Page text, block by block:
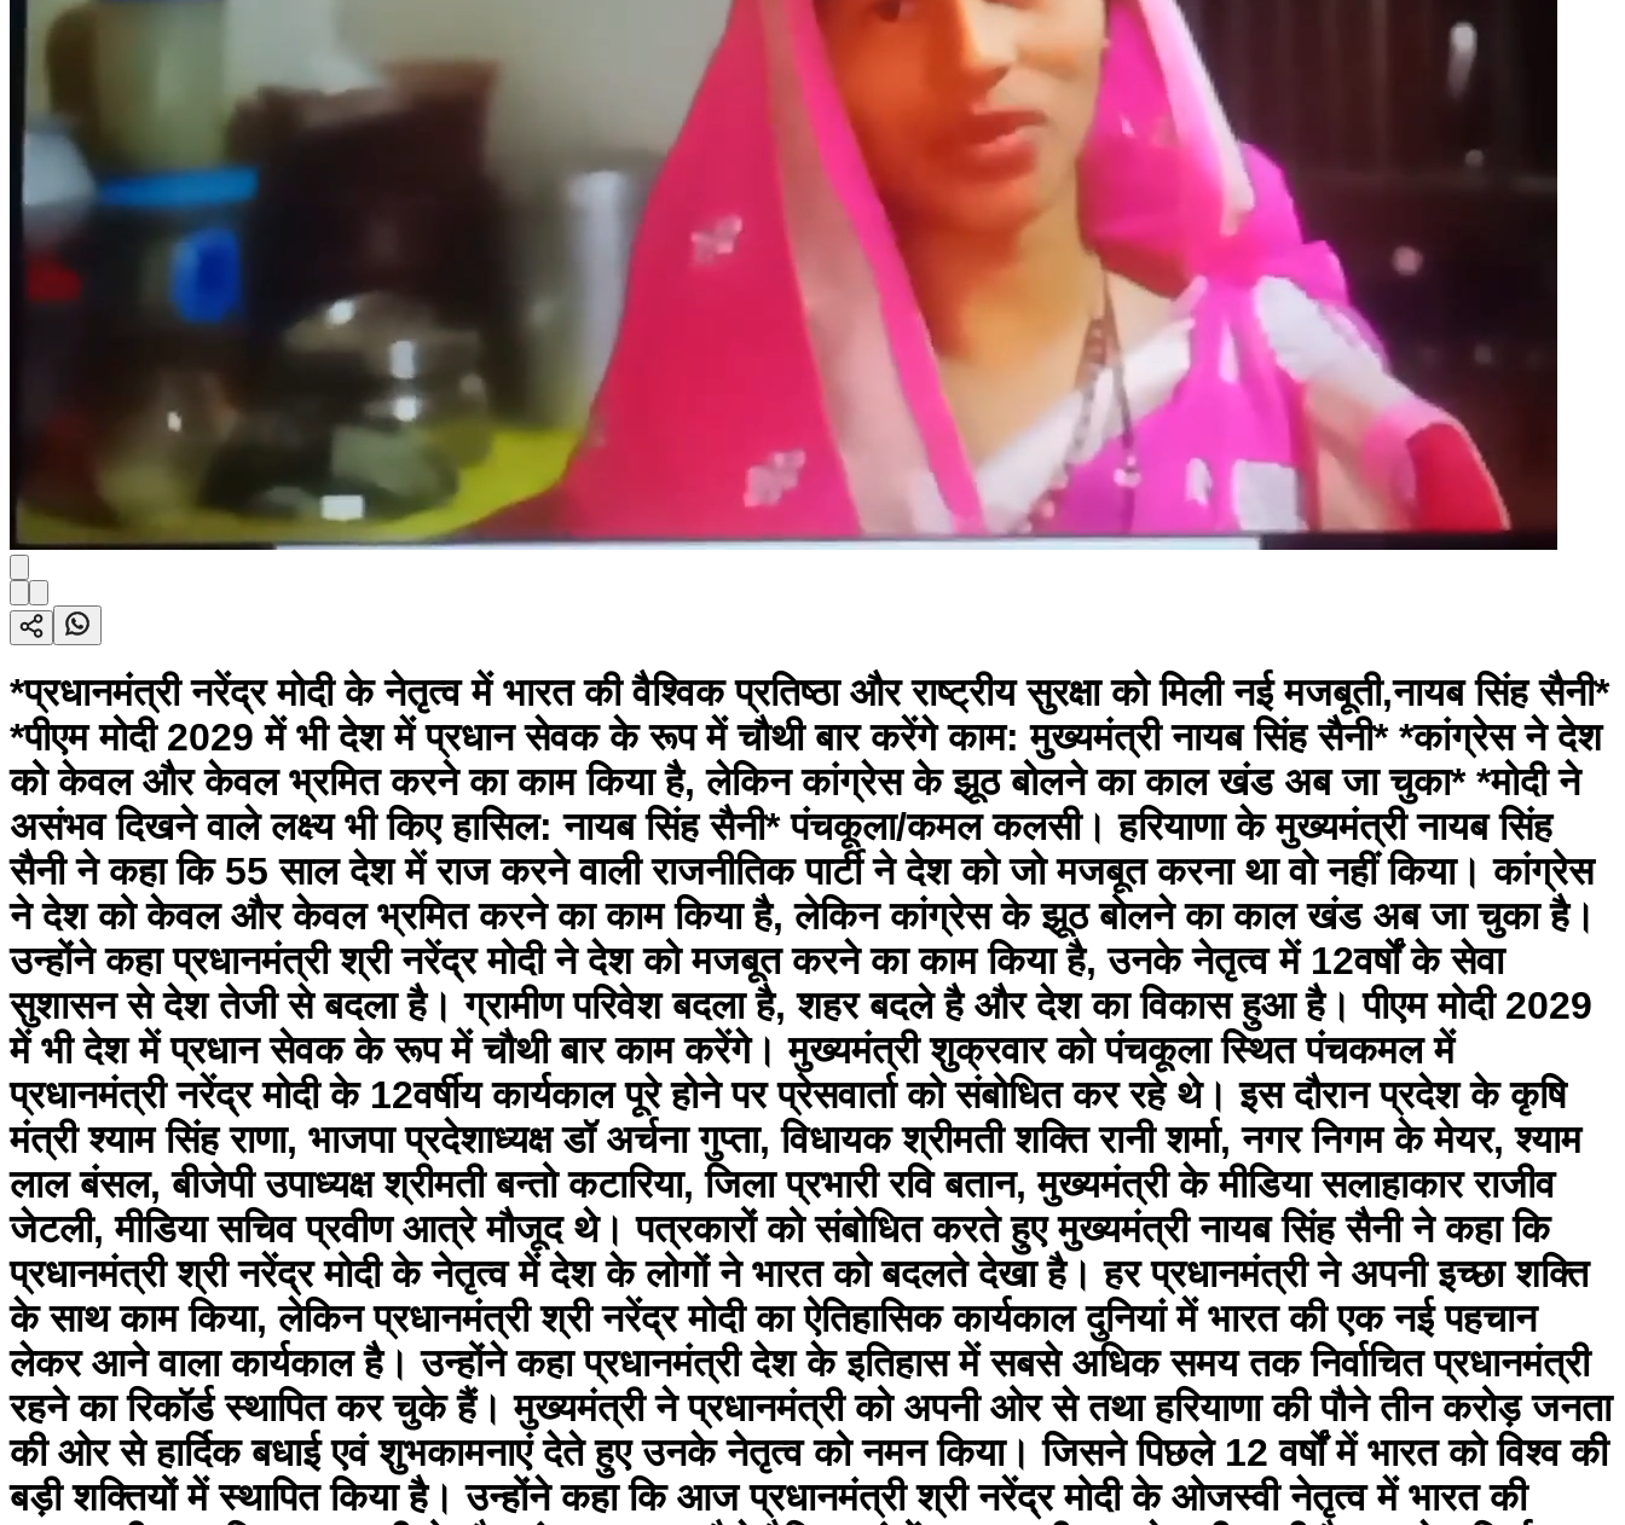
*प्रधानमंत्री नरेंद्र मोदी के नेतृत्व में भारत की वैश्विक प्रतिष्ठा और राष्ट्रीय सुरक्षा को मिली नई मजबूती,नायब सिंह सैनी* *पीएम मोदी 2029 में भी देश में प्रधान सेवक के रूप में चौथी बार करेंगे काम: मुख्यमंत्री नायब सिंह सैनी* *कांग्रेस ने देश को केवल और केवल भ्रमित करने का काम किया है, लेकिन कांग्रेस के झूठ बोलने का काल खंड अब जा चुका* *मोदी ने असंभव दिखने वाले लक्ष्य भी किए हासिल: नायब सिंह सैनी* पंचकूला/कमल कलसी। हरियाणा के मुख्यमंत्री नायब सिंह सैनी ने कहा कि 55 साल देश में राज करने वाली राजनीतिक पार्टी ने देश को जो मजबूत करना था वो नहीं किया। कांग्रेस ने देश को केवल और केवल भ्रमित करने का काम किया है, लेकिन कांग्रेस के झूठ बोलने का काल खंड अब जा चुका है। उन्होंने कहा प्रधानमंत्री श्री नरेंद्र मोदी ने देश को मजबूत करने का काम किया है, उनके नेतृत्व में 12वर्षों के सेवा सुशासन से देश तेजी से बदला है। ग्रामीण परिवेश बदला है, शहर बदले है और देश का विकास हुआ है। पीएम मोदी 2029 में भी देश में प्रधान सेवक के रूप में चौथी बार काम करेंगे। मुख्यमंत्री शुक्रवार को पंचकूला स्थित पंचकमल में प्रधानमंत्री नरेंद्र मोदी के 12वर्षीय कार्यकाल पूरे होने पर प्रेसवार्ता को संबोधित कर रहे थे। इस दौरान प्रदेश के कृषि मंत्री श्याम सिंह राणा, भाजपा प्रदेशाध्यक्ष डॉ अर्चना गुप्ता, विधायक श्रीमती शक्ति रानी शर्मा, नगर निगम के मेयर, श्याम लाल बंसल, बीजेपी उपाध्यक्ष श्रीमती बन्तो कटारिया, जिला प्रभारी रवि बतान, मुख्यमंत्री के मीडिया सलाहाकार राजीव जेटली, मीडिया सचिव प्रवीण आत्रे मौजूद थे। पत्रकारों को संबोधित करते हुए मुख्यमंत्री नायब सिंह सैनी ने कहा कि प्रधानमंत्री श्री नरेंद्र मोदी के नेतृत्व में देश के लोगों ने भारत को बदलते देखा है। हर प्रधानमंत्री ने अपनी इच्छा शक्ति के साथ काम किया, लेकिन प्रधानमंत्री श्री नरेंद्र मोदी का ऐतिहासिक कार्यकाल दुनियां में भारत की एक नई पहचान लेकर आने वाला कार्यकाल है। उन्होंने कहा प्रधानमंत्री देश के इतिहास में सबसे अधिक समय तक निर्वाचित प्रधानमंत्री रहने का रिकॉर्ड स्थापित कर चुके हैं। मुख्यमंत्री ने प्रधानमंत्री को अपनी ओर से तथा हरियाणा की पौने तीन करोड़ जनता की ओर से हार्दिक बधाई एवं शुभकामनाएं देते हुए उनके नेतृत्व को नमन किया। जिसने पिछले 12 वर्षों में भारत को विश्व की बड़ी शक्तियों में स्थापित किया है। उन्होंने कहा कि आज प्रधानमंत्री श्री नरेंद्र मोदी के ओजस्वी नेतृत्व में भारत की आवाज जी-20, ब्रिक्स, एससीओ और संयुक्त राष्ट्र जैसे वैश्विक मंचों पर प्रभावी रूप से सुनी जाती है तथा देश निर्णायक भूमिका निभा रहा है। प्रधानमंत्री द्वारा जम्मू-कश्मीर से अनुच्छेद-370 और धारा 35-ए को हटाकर कश्मीर से कन्याकुमारी तक अखंड भारत के राष्ट्रीय स्वप्न को साकार किया गया। मई 2025 में ‘ऑपरेशन सिंदूर’ के दौरान दुनिया ने भारत की स्वदेशी तकनीक और हथियारों की शक्ति देखी, जबकि ‘ऑपरेशन महादेव’ के माध्यम से पहलगाम के गुनाहगारों को उनकी करनी की सजा दी गई। उन्होंने कहा कि मोदी सरकार के कठोर और प्रभावी निर्णयों के कारण देश को नक्सलमुक्त बनाने का सपना साकार होने की दिशा में तेजी से कार्य हो रहा है तथा आतंकवाद पर कड़ा प्रहार कर आंतरिक सुरक्षा को मजबूत किया गया है। प्रधानमंत्री के नेतृत्व में सर्जिकल स्ट्राइक, एयर स्ट्राइक, वन रैंक-वन पेंशन, बेटी बचाओ-बेटी पढ़ाओ अभियान और सीएए जैसे अनेक युग-परिवर्तनकारी कदम उठाए गए हैं। उन्होंने कहा कि चंद्रयान-3 की ऐतिहासिक सफलता, आदित्य-एल,1 मिशन तथा गगनयान मिशन की तैयारियां भारत की वैज्ञानिक क्षमता और तकनीकी आत्मविश्वास का प्रमाण हैं। *अर्थव्यवस्था, डिजिटल क्रांति और युवा सशक्तिकरण में ऐतिहासिक उपलब्धियां* मुख्यमंत्री ने कहा कि आर्थिक क्षेत्र में भारत ने अभूतपूर्व प्रगति की है। वर्ष 2014 में भारत विश्व की 11वीं अर्थव्यवस्था था, जबकि आज भारत विश्व की चौथी सबसे बड़ी अर्थव्यवस्था बनने की दिशा में तेजी से अग्रसर है। वैश्विक महामारी, युद्ध, आर्थिक मंदी और आपूर्ति श्रृंखला संकट जैसी चुनौतियों के बावजूद भारत दुनिया की सबसे तेजी से बढ़ती प्रमुख अर्थव्यवस्था बना हुआ है। पीएम स्वनिधि योजना के तहत 74 लाख से अधिक रेहड़ी-फड़ी विक्रेताओं को आर्थिक संबल मिला है। उन्होंने कहा कि मोदी सरकार के 12 वर्षों की सबसे बड़ी उपलब्धियों में डिजिटल क्रांति विशेष रूप से उल्लेखनीय है। यूपीआई के माध्यम से भारत विश्व में डिजिटल भुगतान का नेतृत्व कर रहा है तथा विश्व के लगभग 56 प्रतिशत डिजिटल लेन-देन अकेले भारत में हो रहे हैं। डायरेक्ट बेनिफिट ट्रांसफर के माध्यम से 51 लाख करोड़ रुपये से अधिक की राशि सीधे लाभार्थियों के खातों में पहुंचाई जा चुकी है, जिससे भ्रष्टाचार और बिचौलियों की भूमिका लगभग समाप्त हो गई है। स्टार्टअप इंडिया, स्किल इंडिया, डिजिटल इंडिया और मेक इन इंडिया जैसी योजनाओं के माध्यम से युवाओं को सशक्त बनाया गया है। वर्ष 2014 में देश में नाममात्र के स्टार्टअप थे, जबकि आज देशभर में 2.2 लाख से अधिक स्टार्टअप कार्यरत हैं और भारत विश्व का तीसरा सबसे बड़ा स्टार्टअप इकोसिस्टम बन चुका है। छोटे शहरों और गांवों से निकलकर युवा वैश्विक स्तर पर नवाचार और उद्यमिता के नए कीर्तिमान स्थापित कर रहे हैं। मुद्रा योजना के तहत छोटे और मझोले व्यापारियों को संबल देने के लिए 40 लाख करोड़ रुपये से अधिक के ऋण वितरित किए गए हैं तथा कुल लाभार्थियों में 75 प्रतिशत महिलाएं हैं। *खेल, कौशल विकास, अनुसंधान और स्वास्थ्य क्षेत्र में नई ऊंचाइयां* मुख्यमंत्री ने कहा कि खेलों के क्षेत्र में भारत ने नई ऊंचाइयों को छुआ है। देशभर में 1,045 खेलो इंडिया सेंटर तथा 34 खेलो इंडिया स्टेट सेंटर ऑफ एक्सीलेंस स्थापित किए गए हैं। नवाचार और अनुसंधान को बढ़ावा देने के लिए 10 हजार से अधिक अटल टिंकरिंग लैब्स स्थापित की गई हैं, जो 1.1 करोड़ से अधिक विद्यार्थियों में वैज्ञानिक सोच, नवाचार और अनुसंधान की संस्कृति विकसित कर रही हैं। प्रधानमंत्री कौशल विकास योजना के तहत सरकारी स्कूलों में आईटी, स्वास्थ्य, फैशन और कृषि सहित 200 से अधिक पाठ्यक्रमों में निःशुल्क व्यावसायिक प्रशिक्षण दिया जा रहा है तथा ग्रामीण क्षेत्रों के 600 से अधिक स्कूलों में 1,200 से अधिक व्यावसायिक कौशल प्रयोगशालाएं स्थापित की गई हैं। रोजगार मेलों के माध्यम से 12 लाख से अधिक नियुक्ति पत्र पारदर्शी और भ्रष्टाचार-मुक्त प्रक्रिया से वितरित किए गए हैं। खेलो इंडिया गेम्स के तहत 63 हजार से अधिक खिलाड़ी शामिल हुए हैं तथा टॉप्स योजना के अंतर्गत 300 एथलीटों को विश्वस्तरीय प्रशिक्षण दिया जा रहा है। इसी का परिणाम है कि एशियाई खेल-2022 में भारत ने रिकॉर्ड 107 पदक जीते। राष्ट्रीय खेल नीति-2025 के तहत भारत को 2036 ओलंपिक की मेजबानी तथा वैश्विक खेल शक्ति बनाने की तैयारी की जा रही है। देश में मेडिकल कॉलेजों की संख्या बढ़कर 842 हो गई है। एमबीबीएस की 1,28,976 सीटें तथा पीजी की 85,822 सीटें उपलब्ध हैं। *नारी शक्ति को विकास का केंद्र बनाकर बढ़ाया गया सशक्तिकरण* मुख्यमंत्री ने कहा कि महिलाओं के सशक्तिकरण को केंद्र सरकार ने विकास का केंद्र बनाया है। संसद और विधानसभाओं में महिलाओं के लिए 33 प्रतिशत आरक्षण सुनिश्चित करने वाला ‘नारी शक्ति वंदन अधिनियम’ एक ऐतिहासिक कदम है। महिलाओं को कौशल विकास के विशेष अवसर प्रदान किए जा रहे हैं तथा स्वयं सहायता समूहों को सशक्त बनाया जा रहा है। ‘लखपति दीदी’ अभियान के तहत 3 करोड़ से अधिक महिलाओं को लखपति बनाया जा रहा है तथा वर्ष 2030 तक 3 करोड़ और लखपति दीदी बनाने का लक्ष्य निर्धारित किया गया है। प्रधानमंत्री मातृ वंदना योजना के अंतर्गत 7 करोड़ 30 लाख से अधिक गर्भवती महिलाओं और स्तनपान कराने वाली माताओं को 20 हजार करोड़ रुपये से अधिक की राशि वितरित की गई है। सेना, सैनिक स्कूलों तथा राष्ट्रीय रक्षा अकादमी में महिलाओं की बढ़ती भागीदारी नारी शक्ति के सम्मान और सशक्तिकरण का प्रमाण है। देशभर में 14 लाख से अधिक आंगनवाड़ी केंद्रों के माध्यम से लगभग 9 करोड़ लाभार्थियों तक सेवाएं पहुंचाई जा रही हैं तथा तकनीक के माध्यम से पोषण एवं स्वास्थ्य सेवाओं की निगरानी की जा रही है। सर्वाइकल कैंसर से बचाव के लिए देशभर में किशोरियों को निःशुल्क एचपीवी वैक्सीन लगाने का कार्य जारी है। प्रधानमंत्री जनधन योजना के माध्यम से 32 करोड़ से अधिक महिलाओं के बैंक खाते खोले गए हैं, जबकि सुकन्या समृद्धि योजना के तहत 4 करोड़ 50 लाख से अधिक खाते खोले गए हैं। उन्होंने कहा कि देश के मान्यता प्राप्त 3 लाख से अधिक स्टार्टअप्स में से 48 प्रतिशत स्टार्टअप्स का नेतृत्व महिलाएं कर रही हैं। *कृषि, किसान कल्याण और ग्रामीण अर्थव्यवस्था को मिली नई दिशा* उन्होंने कहा कि कृषि क्षेत्र में भी ऐतिहासिक परिवर्तन हुए हैं। कृषि अवसंरचना, सिंचाई, प्राकृतिक खेती और आधुनिक तकनीक के माध्यम से कृषि को अधिक लाभकारी बनाया जा रहा है। प्रधानमंत्री किसान सम्मान निधि योजना के तहत किसानों को प्रतिवर्ष 6 हजार रुपये की सहायता दी जा रही है तथा अब तक 4.3 लाख करोड़ रुपये की राशि किसानों के खातों में हस्तांतरित की जा चुकी है। प्रधानमंत्री फसल बीमा योजना के तहत 4.2 करोड़ से अधिक किसानों को लाभ मिला है तथा प्राकृतिक आपदाओं के साथ-साथ जंगली जानवरों से होने वाले नुकसान को भी स्थानीय नुकसान के रूप में कवर किया जा रहा है। ई-नाम प्लेटफॉर्म पर 5 लाख करोड़ रुपये से अधिक की फसल बिक्री हुई है, जिससे 1,656 मंडियां और 1.8 करोड़ से अधिक किसान सीधे जुड़े हैं। देश के लगभग 8 करोड़ किसानों को किसान क्रेडिट कार्ड के माध्यम से आसान और विश्वसनीय ऋण सुविधा मिल रही है। श्रीअन्न को वैश्विक पहचान मिलने से भारत पहली बार कृषि निर्यात में दुनिया के शीर्ष-10 देशों में शामिल हुआ है तथा वित्त वर्ष 2025-26 में कृषि, समुद्री और खाद्य निर्यात में वर्ष 2013-14 की तुलना में एक-तिहाई वृद्धि हुई है। प्रधानमंत्री मत्स्य संपदा योजना के कारण मछली उत्पादन वर्ष 2014-15 के 95 लाख टन से बढ़कर लगभग 2 करोड़ टन तक पहुंच गया है। राष्ट्रीय मधुमक्खी पालन मिशन से शहद उत्पादन और निर्यात में रिकॉर्ड वृद्धि हुई है। कृषि अवसंरचना कोष के तहत 48 लाख परियोजनाएं स्वीकृत की गई हैं। देश में 11 हजार से अधिक एग्री स्टार्टअप्स कार्यरत हैं तथा एग्रीश्योर फंड के माध्यम से तकनीक आधारित कृषि स्टार्टअप्स के लिए 750 करोड़ रुपये की ब्लेंडेड कैपिटल का प्रावधान किया गया है। *बुनियादी ढांचे, कनेक्टिविटी और नए भारत के निर्माण को मिली गति* उन्होंने कहा कि पिछले 12 वर्षों में देश के बुनियादी ढांचे में अभूतपूर्व परिवर्तन देखने को मिला है। राष्ट्रीय राजमार्गों, एक्सप्रेस-वे, रेलवे, वंदे भारत ट्रेनों, हवाई अड्डों और बंदरगाहों का तेजी से विस्तार हुआ है। अटल टनल, पंबन समुद्री पुल, अटल सेतु, सुदर्शन सेतु और बोगीबील पुल जैसे आधुनिक इंजीनियरिंग ढांचों का निर्माण किया गया है। कश्मीर घाटी को दुनिया के सबसे ऊंचे रेल पुल ‘चिनाब ब्रिज’ के माध्यम से देश से जोड़ा गया है। पूर्वोत्तर भारत में मिजोरम और अरुणाचल प्रदेश पहली बार रेल नेटवर्क से जुड़े हैं तथा सिक्किम और अरुणाचल प्रदेश को पहली बार हवाई संपर्क मिला है। देश में राष्ट्रीय राजमार्गों की लंबाई बढ़कर 16,200 किलोमीटर से अधिक हो गई है। देश का मेट्रो नेटवर्क वर्ष 2014 के 248 किलोमीटर से बढ़कर 1,155 किलोमीटर से अधिक हो गया है तथा मेट्रो सेवाएं 5 शहरों से बढ़कर 26 शहरों तक पहुंच चुकी हैं। देश ने गुलामी के प्रतीकों को पीछे छोड़ते हुए राजपथ को कर्तव्य पथ में परिवर्तित किया है तथा छत्रपति शिवाजी महाराज की राजमुद्रा से प्रेरित भारतीय नौसेना को नया ध्वज समर्पित किया है। अंग्रेजों के समय के पुराने आपराधिक कानूनों के स्थान